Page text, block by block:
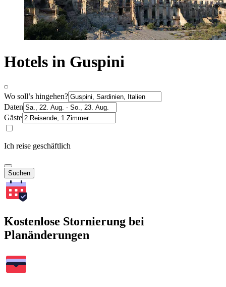
Hotels in Guspini
Wo soll’s hingehen?
Daten
Gäste
Ich reise geschäftlich
Suchen
Kostenlose Stornierung bei
Planänderungen